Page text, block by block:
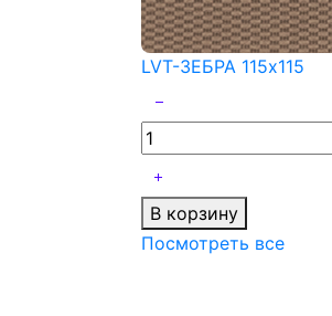
LVT-ЗЕБРА 115x115
В корзину
Посмотреть все